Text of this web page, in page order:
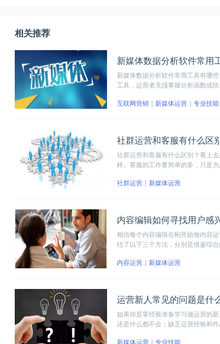
相关推荐
新媒体数据分析软件常用
新媒体数据分析软件常用工具有哪
工具，运营者无须掌握分析函数或
互联网营销
新媒体运营 专业技能
社群运营和客服有什么区
社群运营和客服有什么区别？看上
样。客服的工作要简单的多，只是
社群运营
新媒体运营
内容编辑如何寻找用户感
相信每个内容编辑在刚开始做内容
结了以下三个方法，分别是借鉴综
内容运营
新媒体运营
运营新人常见的问题是什
如果你是零经验准备学习做运营的
还是什么都不会；缺乏运营经验和
新媒体运营
专业技能